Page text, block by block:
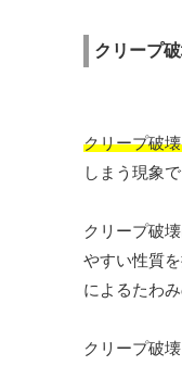
クリープ
クリープ破
しまう現象
クリープ破
やすい性質
によるたわ
クリープ破